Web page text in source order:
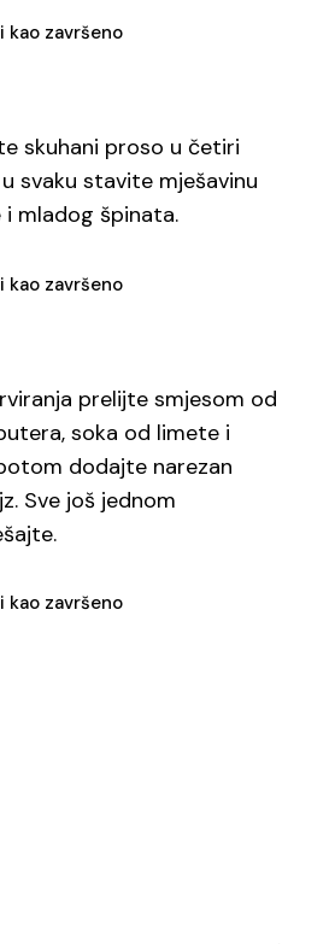
kao završeno
skuhani proso u četiri
svaku stavite mješavinu
i mladog špinata.
kao završeno
prelijte smjesom od
soka od limete i
dodajte narezan
Sve još jednom
kao završeno